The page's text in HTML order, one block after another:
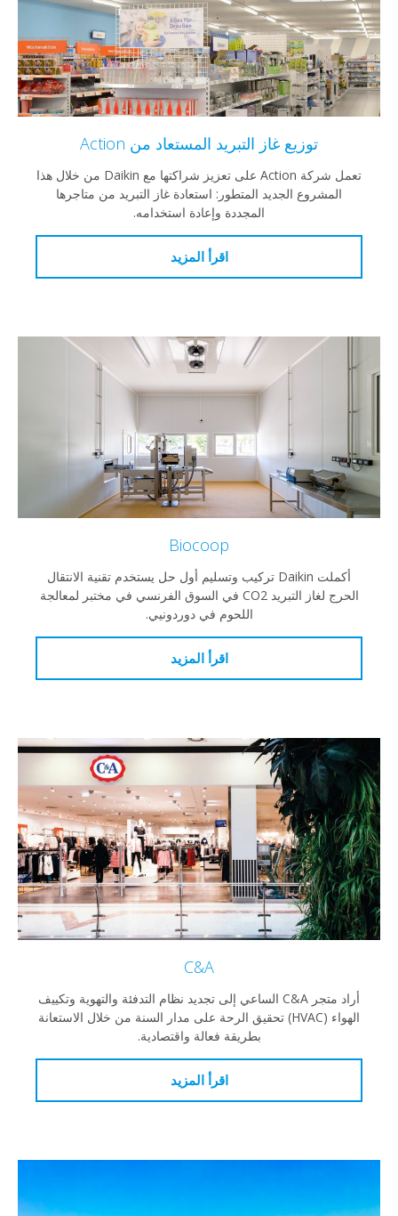
توزيع غاز التبريد المستعاد من Action
تعمل شركة Action على تعزيز شراكتها مع Daikin من خلال هذا
المشروع الجديد المتطور: استعادة غاز التبريد من متاجرها
المجددة وإعادة استخدامه.
اقرأ المزيد
Biocoop
أكملت Daikin تركيب وتسليم أول حل يستخدم تقنية الانتقال
الحرج لغاز التبريد CO2 في السوق الفرنسي في مختبر لمعالجة
اللحوم في دوردونيي.
اقرأ المزيد
أراد متجر C&A الساعي إلى تجديد نظام التدفئة والتهوية وتكييف
الهواء (HVAC) تحقيق الرحة على مدار السنة من خلال الاستعانة
بطريقة فعالة واقتصادية.
اقرأ المزيد